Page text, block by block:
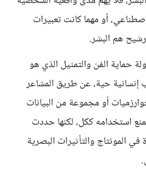
أو مهما كانت تعبيرات
هم البشر.
حماية الفن والتمثيل الذي هو
إنسانية حية، عن طريق المشاعر
أو مجموعة من البيانات
تمنع استخدامه ككل، لكنها حددت
المونتاج والتأثيرات البصرية